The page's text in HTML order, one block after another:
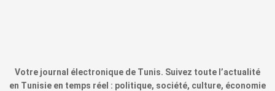
Votre journal électronique de Tunis. Suivez toute l’actualité
en Tunisie en temps réel : politique, société, culture, économie